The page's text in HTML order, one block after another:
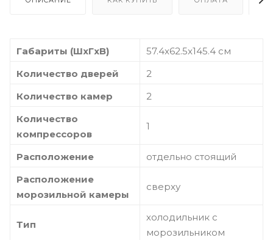
Габариты (ШxГxВ)
57.4x62.5x145.4 см
Количество дверей
2
Количество камер
2
Количество
компрессоров
1
Расположение
отдельно стоящий
Расположение
морозильной камеры
сверху
Тип
холодильник с
морозильником